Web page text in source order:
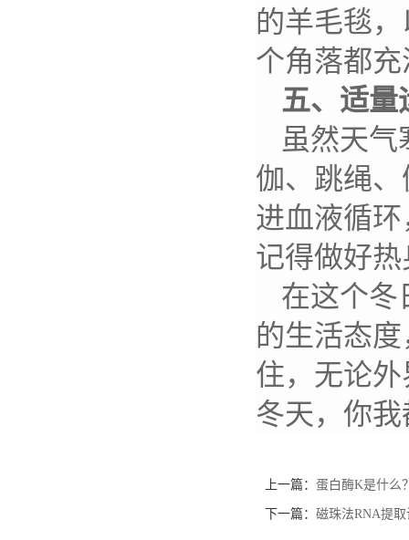
的羊毛毯
个角落都
五、适量
虽然天
伽、跳绳
进血液循
记得做好
在这个冬
的生活态
住，无论
冬天，你
上一篇： 蛋白酶K是什么
下一篇： 磁珠法RNA提